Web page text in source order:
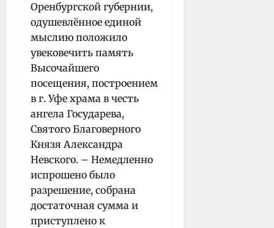
Оренбургской губернии,
одушевлённое единой
мыслию положило
увековечить память
Высочайшего
посещения, построением
в г. Уфе храма в честь
ангела Государева,
Святого Благоверного
Князя Александра
Невского. – Немедленно
испрошено было
разрешение, собрана
достаточная сумма и
приступлено к